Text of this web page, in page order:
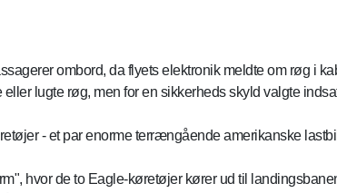
ombord, da flyets elektronik meldte om røg i
lugte røg, men for en sikkerheds skyld valgte
- et par enorme terrængående amerikanske
hvor de to Eagle-køretøjer kører ud til